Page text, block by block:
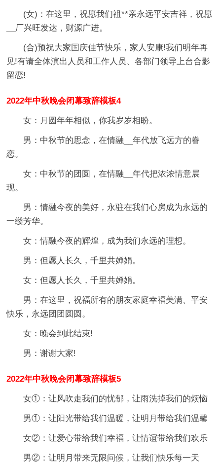
(女)：在这里，祝愿我们祖**亲永远平安吉祥，祝愿
__厂兴旺发达，财源广进。
(合)预祝大家国庆佳节快乐，家人安康!我们明年再
见!有请全体演出人员和工作人员、各部门领导上台合影
留恋!
2022年中秋晚会闭幕致辞模板4
女：月圆年年相似，你我岁岁相盼。
男：中秋节的思念，在情融__年代放飞远方的眷
恋。
女：中秋节的团圆，在情融__年代把浓浓情意展
现。
男：情融今夜的美好，永驻在我们心房成为永远的
一缕芳华。
女：情融今夜的辉煌，成为我们永远的理想。
男：但愿人长久，千里共婵娟。
女：但愿人长久，千里共婵娟。
男：在这里，祝福所有的朋友家庭幸福美满、平安
快乐，永远团团圆圆。
女：晚会到此结束!
男：谢谢大家!
2022年中秋晚会闭幕致辞模板5
女①：让风吹走我们的忧郁，让雨洗掉我们的烦恼
男①：让阳光带给我们温暖，让明月带给我们温馨
女②：让爱心带给我们幸福，让情谊带给我们欢乐
男②：让明月带来无限问候，让我们快乐每一天